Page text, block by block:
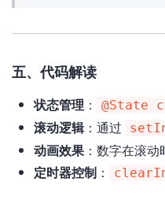
五、代码解读
状态管理 ： @State
滚动逻辑：通过
动画效果 ：数字在滚
定时器控制 ：